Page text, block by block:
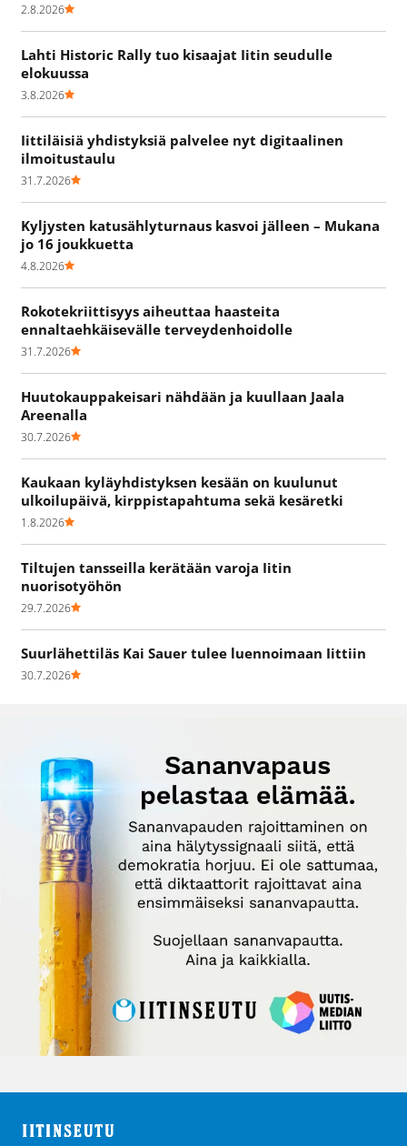
2.8.2026
Lahti Historic Rally tuo kisaajat Iitin seudulle
elokuussa
3.8.2026
Iittiläisiä yhdistyksiä palvelee nyt digitaalinen
ilmoitustaulu
31.7.2026
Kyljysten katusählyturnaus kasvoi jälleen – Mukana
jo 16 joukkuetta
4.8.2026
Rokotekriittisyys aiheuttaa haasteita
ennaltaehkäisevälle terveydenhoidolle
31.7.2026
Huutokauppakeisari nähdään ja kuullaan Jaala
Areenalla
30.7.2026
Kaukaan kyläyhdistyksen kesään on kuulunut
ulkoilupäivä, kirppistapahtuma sekä kesäretki
1.8.2026
Tiltujen tansseilla kerätään varoja Iitin
nuorisotyöhön
29.7.2026
Suurlähettiläs Kai Sauer tulee luennoimaan Iittiin
30.7.2026